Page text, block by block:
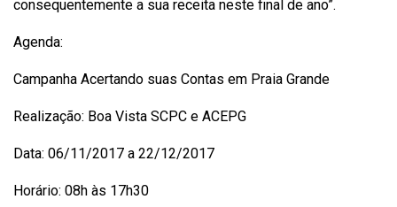
consequentemente a sua receita neste final de ano”.
Agenda:
Campanha Acertando suas Contas em Praia Grande
Realização: Boa Vista SCPC e ACEPG
Data: 06/11/2017 a 22/12/2017
Horário: 08h às 17h30